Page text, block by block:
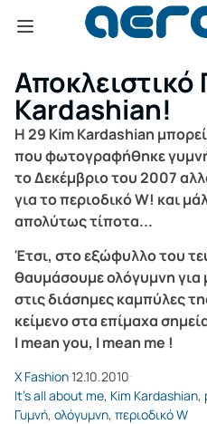
Αποκλειστικό
Kardashian!
Η 29 Kim Kardashian
που φωτογραφήθηκε
το Δεκέμβριο του 2007
για το περιοδικό W! και
απολύτως τίποτα...
Έτσι, στο εξώφυλλο του
θαυμάσουμε ολόγυμνη
στις διάσημες καμπύλες
κείμενο στα επίμαχα
I mean you, I mean me !
Χ Fashion12.10.2010
It's all about me, Kim Kardashian,
Γυμνή, ολόγυμνη, περιοδικό W